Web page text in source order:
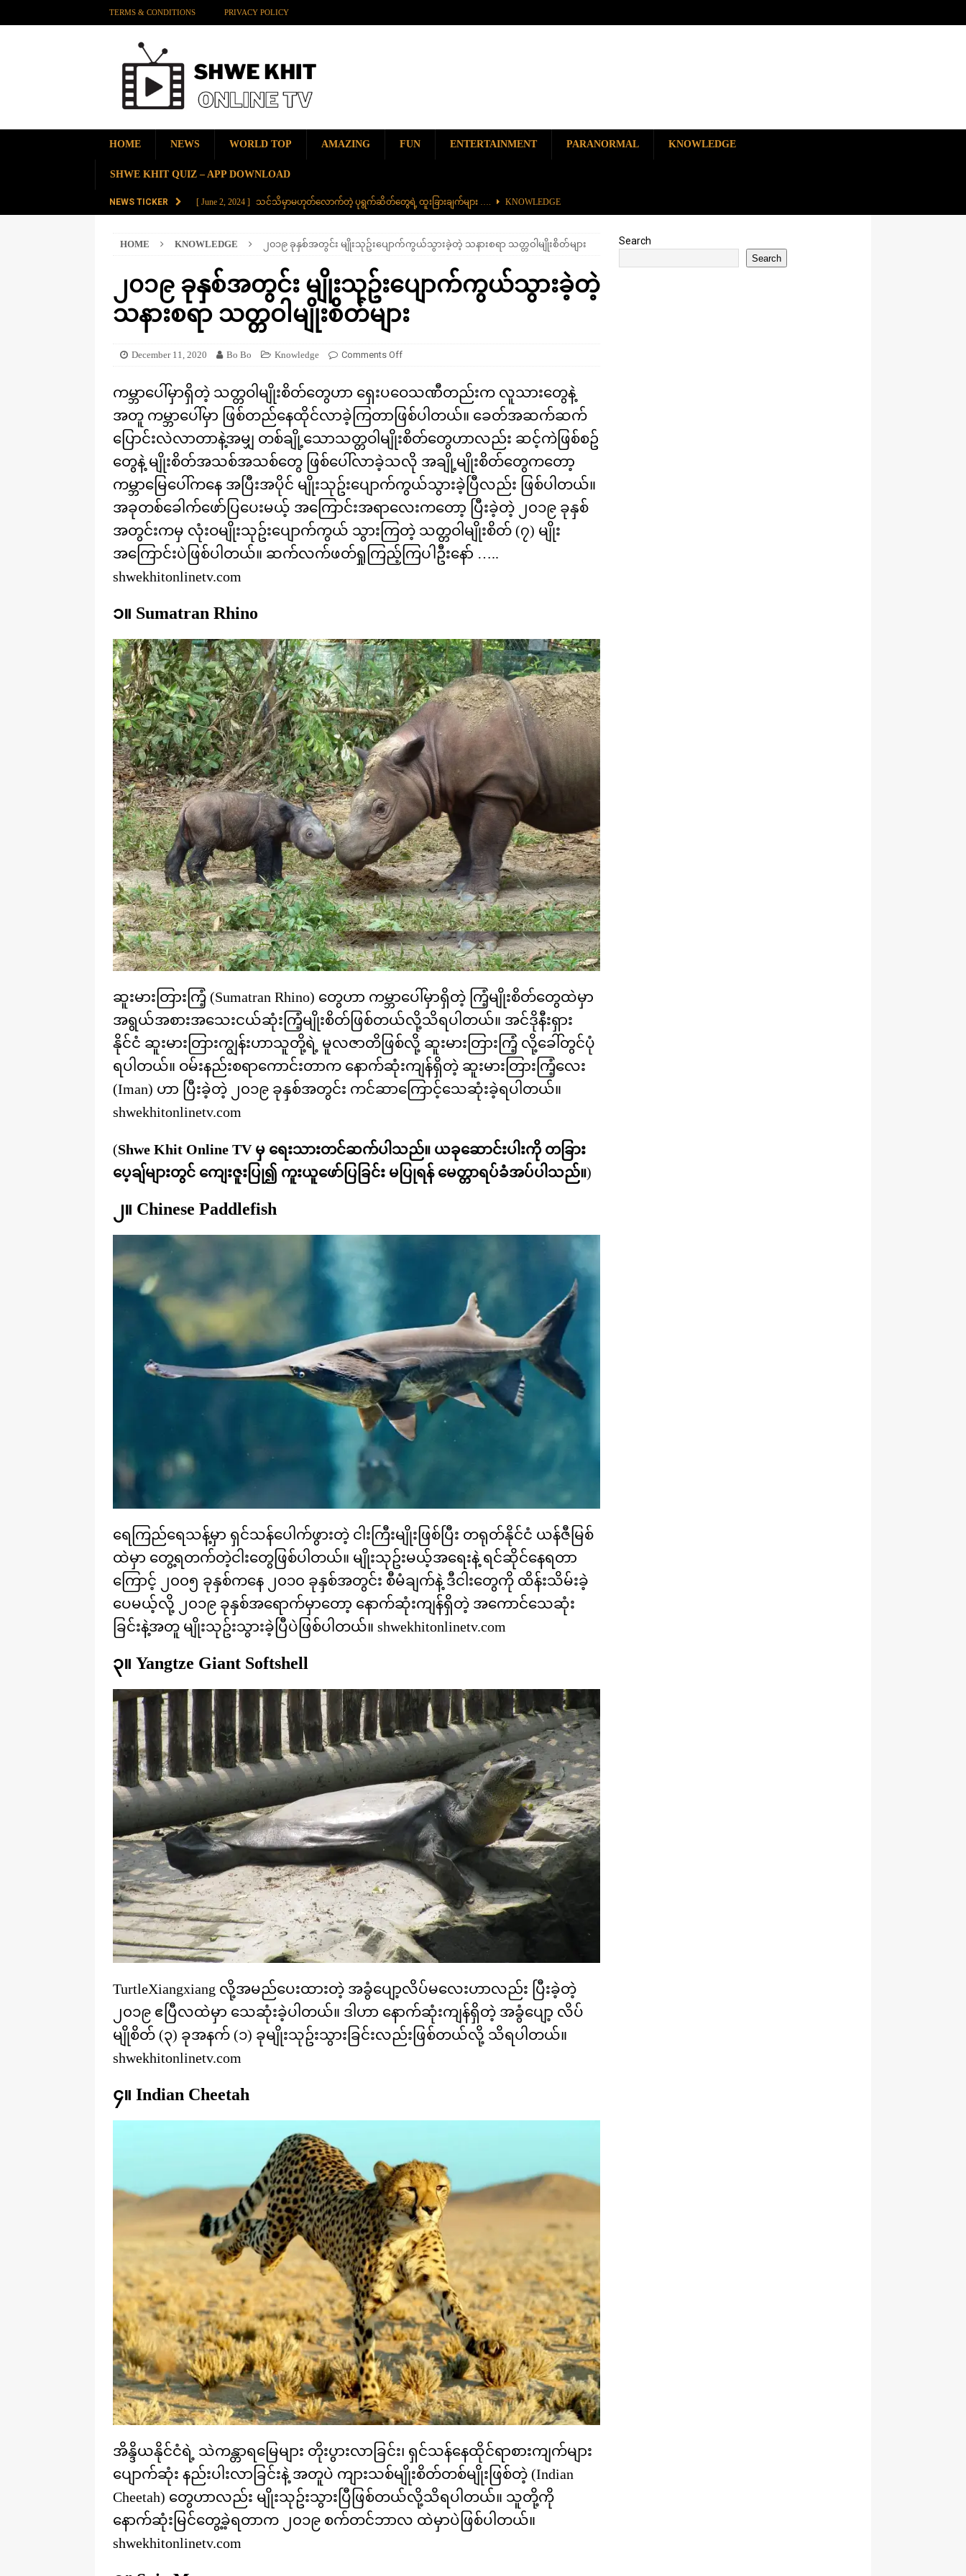
TERMS & CONDITIONS PRIVACY POLICY
HOME NEWS WORLD TOP AMAZING FUN ENTERTAINMENT PARANORMAL KNOWLEDGE
SHWE KHIT QUIZ – APP DOWNLOAD
NEWS TICKER [ June 2, 2024 ] သင်သိမှာမဟုတ်လောက်တဲ့ ပုရွက်ဆိတ်တွေရဲ့ ထူးခြားချက်များ …. KNOWLEDGE
[ November 28, 2023 ] ကမ္ဘာပေါ်မှာ တစ်ခုတည်းရှိတဲ့ စိတ်ကူးယဉ်ဆန်ဆန် ရေအောက်ပန်းခြံ AMAZING
[ November 28, 2023 ] တွဲပေါင်း (၆၀၀) ကျော်နဲ့ ကမ္ဘာ့အရှည်ဆုံး မီးရထားကြီး KNOWLEDGE
[ August 20, 2025 ] ဒိုင်နိုဆောတွေကို မျိုးတုံးစေခဲ့တဲ့ ဥက္ကာခဲကြီးရဲ့ အဖျက်စွမ်းအား ဘယ်လောက်ရှိခဲ့လဲ
KNOWLEDGE
HOME KNOWLEDGE ၂၀၁၉ ခုနှစ်အတွင်း မျိုးသုဥ်းပျောက်ကွယ်သွားခဲ့တဲ့ သနားစရာ သတ္တဝါမျိုးစိတ်များ
၂၀၁၉ ခုနှစ်အတွင်း မျိုးသုဥ်းပျောက်ကွယ်သွားခဲ့တဲ့
သနားစရာ သတ္တဝါမျိုးစိတ်များ
December 11, 2020 Bo Bo Knowledge Comments Off
ကမ္ဘာပေါ်မှာရှိတဲ့ သတ္တဝါမျိုးစိတ်တွေဟာ ရှေးပဝေသဏီတည်းက လူသားတွေနဲ့
အတူ ကမ္ဘာပေါ်မှာ ဖြစ်တည်နေထိုင်လာခဲ့ကြတာဖြစ်ပါတယ်။ ခေတ်အဆက်ဆက်
ပြောင်းလဲလာတာနဲ့အမျှ တစ်ချို့သောသတ္တဝါမျိုးစိတ်တွေဟာလည်း ဆင့်ကဲဖြစ်စဥ်
တွေနဲ့ မျိုးစိတ်အသစ်အသစ်တွေ ဖြစ်ပေါ်လာခဲ့သလို အချို့မျိုးစိတ်တွေကတော့
ကမ္ဘာမြေပေါ်ကနေ အပြီးအပိုင် မျိုးသုဥ်းပျောက်ကွယ်သွားခဲ့ပြီလည်း ဖြစ်ပါတယ်။
အခုတစ်ခေါက်ဖော်ပြပေးမယ့် အကြောင်းအရာလေးကတော့ ပြီးခဲ့တဲ့ ၂၀၁၉ ခုနှစ်
အတွင်းကမှ လုံးဝမျိုးသုဥ်းပျောက်ကွယ် သွားကြတဲ့ သတ္တဝါမျိုးစိတ် (၇) မျိုး
အကြောင်းပဲဖြစ်ပါတယ်။ ဆက်လက်ဖတ်ရှုကြည့်ကြပါဦးနော် …..
shwekhitonlinetv.com
၁။ Sumatran Rhino
ဆူးမားတြားကြံ့ (Sumatran Rhino) တွေဟာ ကမ္ဘာပေါ်မှာရှိတဲ့ ကြံ့မျိုးစိတ်တွေထဲမှာ
အရွယ်အစားအသေးငယ်ဆုံးကြံ့မျိုးစိတ်ဖြစ်တယ်လို့သိရပါတယ်။ အင်ဒိုနီးရှား
နိုင်ငံ ဆူးမားတြားကျွန်းဟာသူတို့ရဲ့ မူလဇာတိဖြစ်လို့ ဆူးမားတြားကြံ့ လို့ခေါ်တွင်ပုံ
ရပါတယ်။ ဝမ်းနည်းစရာကောင်းတာက နောက်ဆုံးကျန်ရှိတဲ့ ဆူးမားတြားကြံ့လေး
(Iman) ဟာ ပြီးခဲ့တဲ့ ၂၀၁၉ ခုနှစ်အတွင်း ကင်ဆာကြောင့်သေဆုံးခဲ့ရပါတယ်။
shwekhitonlinetv.com
(Shwe Khit Online TV မှ ရေးသားတင်ဆက်ပါသည်။ ယခုဆောင်းပါးကို တခြား
ပေ့ချ်များတွင် ကျေးဇူးပြု၍ ကူးယူဖော်ပြခြင်း မပြုရန် မေတ္တာရပ်ခံအပ်ပါသည်။)
၂။ Chinese Paddlefish
ရေကြည်ရေသန့်မှာ ရှင်သန်ပေါက်ဖွားတဲ့ ငါးကြီးမျိုးဖြစ်ပြီး တရုတ်နိုင်ငံ ယန်ဇီမြစ်
ထဲမှာ တွေ့ရတက်တဲ့ငါးတွေဖြစ်ပါတယ်။ မျိုးသုဥ်းမယ့်အရေးနဲ့ ရင်ဆိုင်နေရတာ
ကြောင့် ၂၀၀၅ ခုနှစ်ကနေ ၂၀၁၀ ခုနှစ်အတွင်း စီမံချက်နဲ့ ဒီငါးတွေကို ထိန်းသိမ်းခဲ့
ပေမယ့်လို့ ၂၀၁၉ ခုနှစ်အရောက်မှာတော့ နောက်ဆုံးကျန်ရှိတဲ့ အကောင်သေဆုံး
ခြင်းနဲ့အတူ မျိုးသုဥ်းသွားခဲ့ပြီပဲဖြစ်ပါတယ်။ shwekhitonlinetv.com
၃။ Yangtze Giant Softshell
TurtleXiangxiang လို့အမည်ပေးထားတဲ့ အခွံပျော့လိပ်မလေးဟာလည်း ပြီးခဲ့တဲ့
၂၀၁၉ ဧပြီလထဲမှာ သေဆုံးခဲ့ပါတယ်။ ဒါဟာ နောက်ဆုံးကျန်ရှိတဲ့ အခွံပျော့ လိပ်
မျိုစိတ် (၃) ခုအနက် (၁) ခုမျိုးသုဥ်းသွားခြင်းလည်းဖြစ်တယ်လို့ သိရပါတယ်။
shwekhitonlinetv.com
၄။ Indian Cheetah
အိန္ဒိယနိုင်ငံရဲ့ သဲကန္တာရမြေများ တိုးပွားလာခြင်း၊ ရှင်သန်နေထိုင်ရာစားကျက်များ
ပျောက်ဆုံး နည်းပါးလာခြင်းနဲ့ အတူပဲ ကျားသစ်မျိုးစိတ်တစ်မျိုးဖြစ်တဲ့ (Indian
Cheetah) တွေဟာလည်း မျိုးသုဥ်းသွားပြီဖြစ်တယ်လို့သိရပါတယ်။ သူတို့ကို
နောက်ဆုံးမြင်တွေ့ခဲ့ရတာက ၂၀၁၉ စက်တင်ဘာလ ထဲမှာပဲဖြစ်ပါတယ်။
shwekhitonlinetv.com
Search
Search